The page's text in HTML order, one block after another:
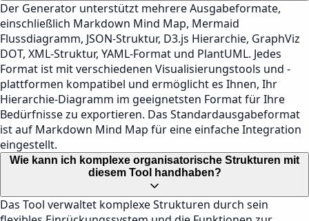
Der Generator unterstützt mehrere Ausgabeformate,
einschließlich Markdown Mind Map, Mermaid
Flussdiagramm, JSON-Struktur, D3.js Hierarchie, GraphViz
DOT, XML-Struktur, YAML-Format und PlantUML. Jedes
Format ist mit verschiedenen Visualisierungstools und -
plattformen kompatibel und ermöglicht es Ihnen, Ihr
Hierarchie-Diagramm im geeignetsten Format für Ihre
Bedürfnisse zu exportieren. Das Standardausgabeformat
ist auf Markdown Mind Map für eine einfache Integration
eingestellt.
Wie kann ich komplexe organisatorische Strukturen mit
diesem Tool handhaben?
Das Tool verwaltet komplexe Strukturen durch sein